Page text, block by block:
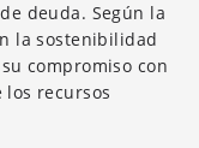
deuda. Según la
la sostenibilidad
compromiso con
recursos